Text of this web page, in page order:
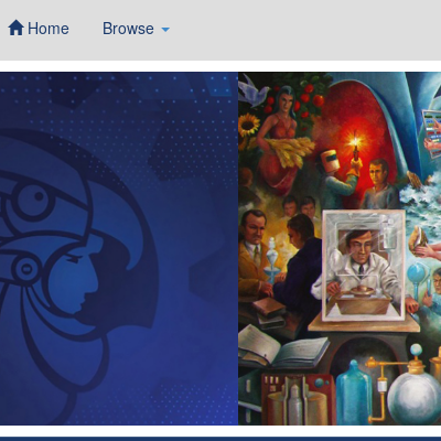
Home Browse